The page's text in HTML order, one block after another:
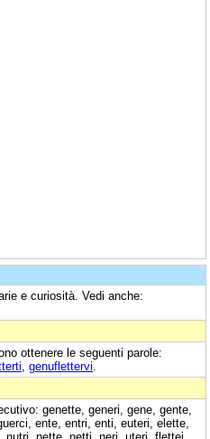
e curiosità. Vedi anche:
ottenere le seguenti parole:
genuflettervi
genette, generi, gene, gente,
ente, entri, enti, euteri, elette,
nette, netti, neri, uteri, flettei,